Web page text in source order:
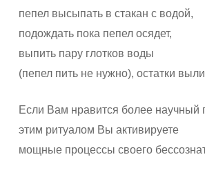
пепел высыпать в стакан с водой,
подождать пока пепел осядет,
выпить пару глотков воды
(пепел пить не нужно), остатки
Если Вам нравится более научный
этим ритуалом Вы активируете
мощные процессы своего